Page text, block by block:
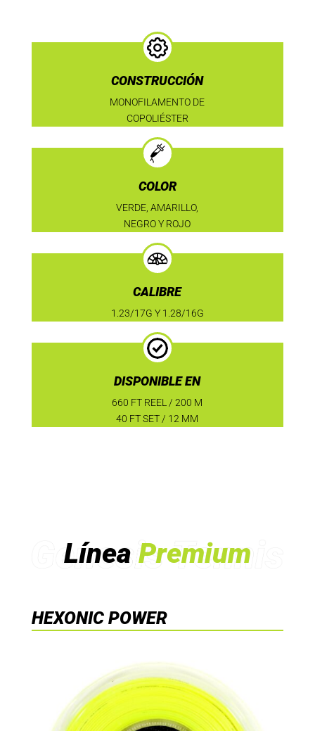
CONSTRUCCIÓN
MONOFILAMENTO DE
COPOLIÉSTER
COLOR
VERDE, AMARILLO,
NEGRO Y ROJO
CALIBRE
1.23/17G Y 1.28/16G
DISPONIBLE EN
660 FT REEL / 200 M
40 FT SET / 12 MM
Línea Premium
HEXONIC POWER